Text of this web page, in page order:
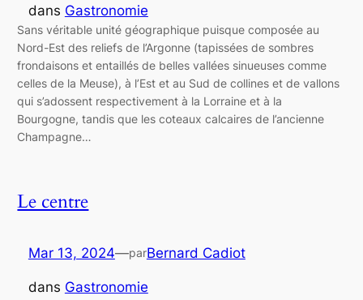
dans Gastronomie
Sans véritable unité géographique puisque composée au
Nord-Est des reliefs de l’Argonne (tapissées de sombres
frondaisons et entaillés de belles vallées sinueuses comme
celles de la Meuse), à l’Est et au Sud de collines et de vallons
qui s’adossent respectivement à la Lorraine et à la
Bourgogne, tandis que les coteaux calcaires de l’ancienne
Champagne…
Le centre
Mar 13, 2024—parBernard Cadiot
dans Gastronomie